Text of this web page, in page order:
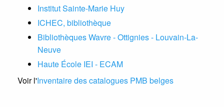
Institut Sainte-Marie Huy
ICHEC, bibliothèque
Bibliothèques Wavre - Ottignies - Louvain-La-
Neuve
Haute École IEI - ECAM
Voir l'Inventaire des catalogues PMB belges